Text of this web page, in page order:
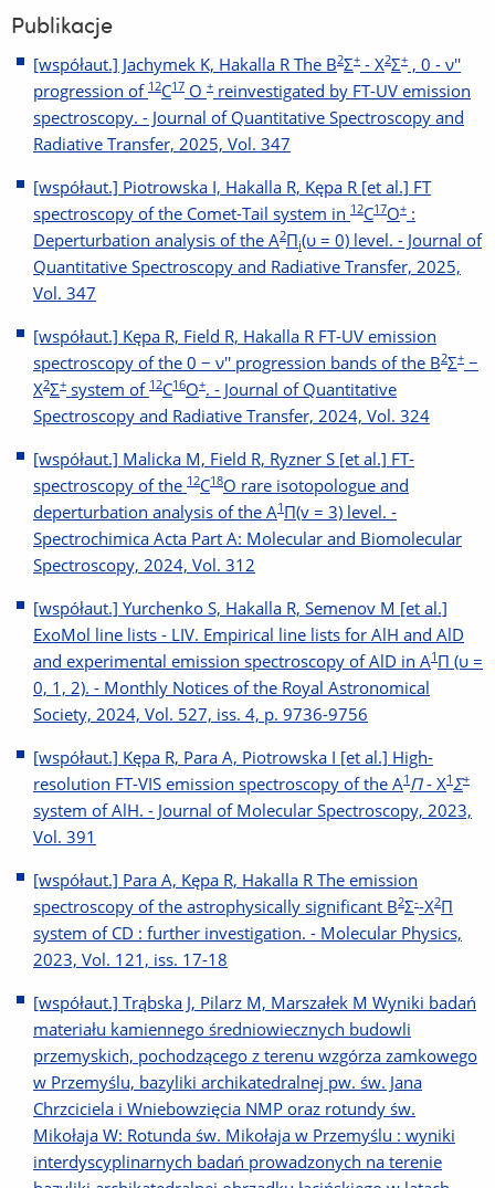
Publikacje
[współaut.] Jachymek K, Hakalla R The B2Σ+ - X2Σ+ , 0 - ν''
progression of 12C17 O + reinvestigated by FT-UV emission
spectroscopy. - Journal of Quantitative Spectroscopy and
Radiative Transfer, 2025, Vol. 347
[współaut.] Piotrowska I, Hakalla R, Kępa R [et al.] FT
spectroscopy of the Comet-Tail system in 12C17O+ :
Deperturbation analysis of the A2Πi(υ = 0) level. - Journal of
Quantitative Spectroscopy and Radiative Transfer, 2025,
Vol. 347
[współaut.] Kępa R, Field R, Hakalla R FT-UV emission
spectroscopy of the 0 − ν'' progression bands of the Β2Σ+ −
Χ2Σ+ system of 12C16O+. - Journal of Quantitative
Spectroscopy and Radiative Transfer, 2024, Vol. 324
[współaut.] Malicka M, Field R, Ryzner S [et al.] FT-
spectroscopy of the 12C18O rare isotopologue and
deperturbation analysis of the A1 Π(v = 3) level. -
Spectrochimica Acta Part A: Molecular and Biomolecular
Spectroscopy, 2024, Vol. 312
[współaut.] Yurchenko S, Hakalla R, Semenov M [et al.]
ExoMol line lists - LIV. Empirical line lists for AlH and AlD
and experimental emission spectroscopy of AlD in A1 Π (υ =
0, 1, 2). - Monthly Notices of the Royal Astronomical
Society, 2024, Vol. 527, iss. 4, p. 9736-9756
[współaut.] Kępa R, Para A, Piotrowska I [et al.] High-
resolution FT-VIS emission spectroscopy of the A1 Π- Χ1Σ+
system of AlH. - Journal of Molecular Spectroscopy, 2023,
Vol. 391
[współaut.] Para A, Kępa R, Hakalla R The emission
spectroscopy of the astrophysically significant B2Σ--X2Π
system of CD : further investigation. - Molecular Physics,
2023, Vol. 121, iss. 17-18
[współaut.] Trąbska J, Pilarz M, Marszałek M Wyniki badań
materiału kamiennego średniowiecznych budowli
przemyskich, pochodzącego z terenu wzgórza zamkowego
w Przemyślu, bazyliki archikatedralnej pw. św. Jana
Chrzciciela i Wniebowzięcia NMP oraz rotundy św.
Mikołaja W: Rotunda św. Mikołaja w Przemyślu : wyniki
interdyscyplinarnych badań prowadzonych na terenie